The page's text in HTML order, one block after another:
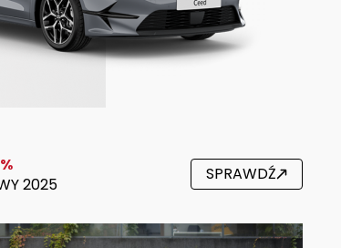
2025
SPRAWDŹ